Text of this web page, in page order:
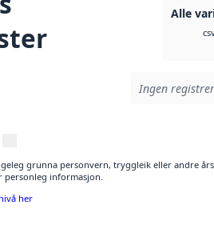
Alle
Ingen
grunna personvern, tryggleik eller andre
personleg informasjon.
her